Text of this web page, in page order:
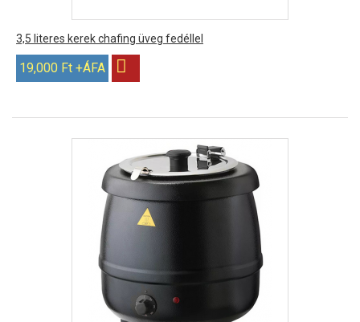
3,5 literes kerek chafing üveg fedéllel
19,000 Ft +ÁFA